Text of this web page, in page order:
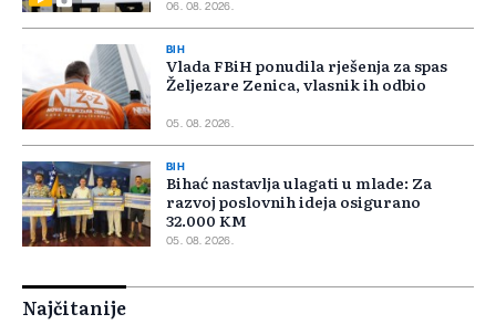
06. 08. 2026.
BIH
Vlada FBiH ponudila rješenja za spas
Željezare Zenica, vlasnik ih odbio
05. 08. 2026.
BIH
Bihać nastavlja ulagati u mlade: Za
razvoj poslovnih ideja osigurano
32.000 KM
05. 08. 2026.
Najčitanije